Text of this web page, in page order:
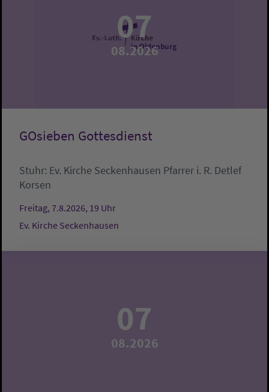
07
08.2026
GOsieben Gottesdienst
Stuhr: Ev. Kirche Seckenhausen Pfarrer i. R. Detlef
Korsen
Freitag, 7.8.2026, 19 Uhr
Ev. Kirche Seckenhausen
07
08.2026